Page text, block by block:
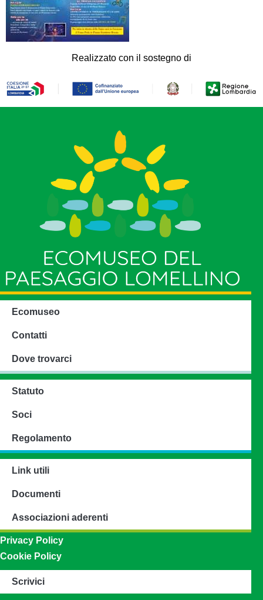
Realizzato con il sostegno di
Ecomuseo
Contatti
Dove trovarci
Statuto
Soci
Regolamento
Link utili
Documenti
Associazioni aderenti
Privacy Policy
Cookie Policy
Scrivici